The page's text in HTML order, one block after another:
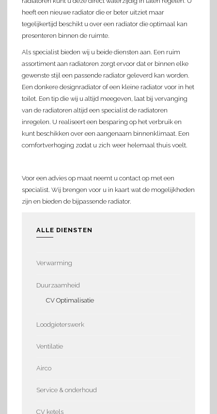
heeft een nieuwe radiator die er beter uitziet maar
tegelijkertijd beschikt u over een radiator die optimaal kan
presenteren binnen de ruimte.
Als specialist bieden wij u beide diensten aan. Een ruim
assortiment aan radiatoren zorgt ervoor dat er binnen elke
gewenste stijl een passende radiator geleverd kan worden.
Een donkere designradiator of een kleine radiator voor in het
toilet. Een tip die wij u altijd meegeven, laat bij vervanging
van de radiatoren altijd een specialist de radiatoren
inregelen. U realiseert een besparing op het verbruik en
kunt beschikken over een aangenaam binnenklimaat. Een
comfortverhoging zodat u zich weer helemaal thuis voelt.
Voor een advies op maat neemt u contact op met een
specialist. Wij brengen voor u in kaart wat de mogelijkheden
zijn en bieden de bijpassende radiator.
ALLE DIENSTEN
Verwarming
Duurzaamheid
CV Optimalisatie
Loodgieterswerk
Ventilatie
Airco
Service & onderhoud
CV ketels